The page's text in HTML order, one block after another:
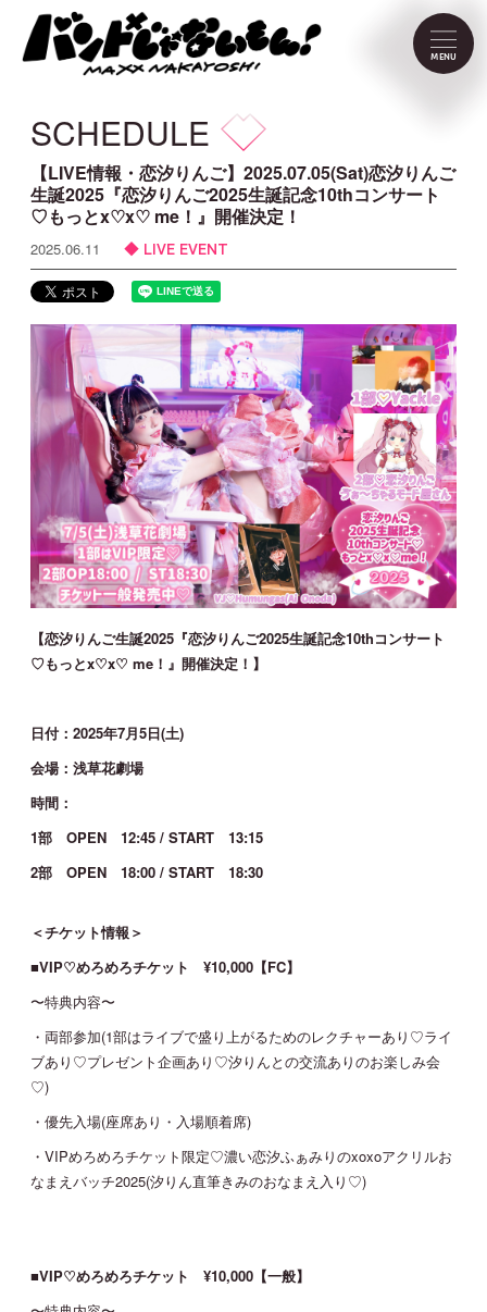
MENU
NEWS
PROFILE
VIDEO
DISCOGRAPHY
CONTACT
FC Menu
JOIN LOGIN
MOVIE
GALLERY
TICKET
MAIL MAGAZINE
BIRTHDAY MAIL
SCHEDULE
【LIVE情報・恋汐りんご】2025.07.05(Sat)恋汐りんご
生誕2025『恋汐りんご2025生誕記念10thコンサート
♡もっとx♡x♡ me！』開催決定！
2025.06.11 LIVE EVENT
【恋汐りんご生誕2025『恋汐りんご2025生誕記念10thコンサート
♡もっとx♡x♡ me！』開催決定！】
日付：2025年7月5日(土)
会場：浅草花劇場
時間：
1部 OPEN 12:45 / START 13:15
2部 OPEN 18:00 / START 18:30
＜チケット情報＞
■VIP♡めろめろチケット ¥10,000【FC】
〜特典内容〜
・両部参加(1部はライブで盛り上がるためのレクチャーあり♡ライ
ブあり♡プレゼント企画あり♡汐りんとの交流ありのお楽しみ会
♡)
・優先入場(座席あり・入場順着席)
・VIPめろめろチケット限定♡濃い恋汐ふぁみりのxoxoアクリルお
なまえバッチ2025(汐りん直筆きみのおなまえ入り♡)
■VIP♡めろめろチケット ¥10,000【一般】